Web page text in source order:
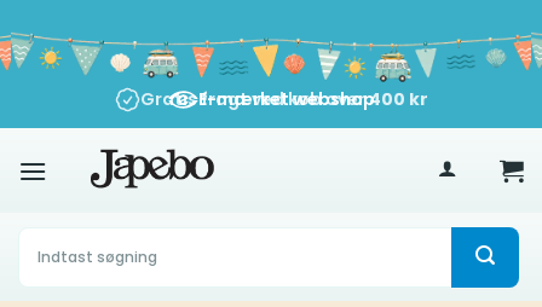
til
indhold
Gratis fragt ved køb over400 kr
E-mærket webshop
Søg
efter: